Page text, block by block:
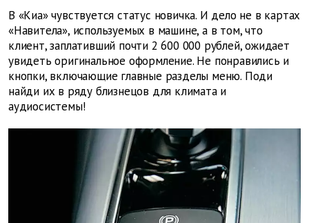
В «Киа» чувствуется статус новичка. И дело не в картах
«Навитела», используемых в машине, а в том, что
клиент, заплативший почти 2 600 000 рублей, ожидает
увидеть оригинальное оформление. Не понравились и
кнопки, включающие главные разделы меню. Поди
найди их в ряду близнецов для климата и
аудиосистемы!